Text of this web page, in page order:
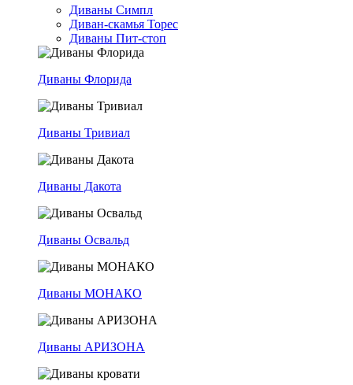
Диваны Симпл
Диван-скамья Торес
Диваны Пит-стоп
Диваны Флорида
Диваны Тривиал
Диваны Дакота
Диваны Освальд
Диваны МОНАКО
Диваны АРИЗОНА